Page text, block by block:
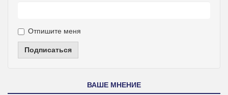
Отпишите меня
Подписаться
ВАШЕ МНЕНИЕ